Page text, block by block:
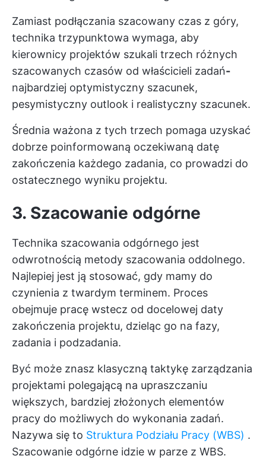
Zamiast podłączania szacowany czas z góry,
technika trzypunktowa wymaga, aby
kierownicy projektów szukali trzech różnych
szacowanych czasów od właścicieli zadań-
najbardziej optymistyczny szacunek,
pesymistyczny outlook i realistyczny szacunek.
Średnia ważona z tych trzech pomaga uzyskać
dobrze poinformowaną oczekiwaną datę
zakończenia każdego zadania, co prowadzi do
ostatecznego wyniku projektu.
3. Szacowanie odgórne
Technika szacowania odgórnego jest
odwrotnością metody szacowania oddolnego.
Najlepiej jest ją stosować, gdy mamy do
czynienia z twardym terminem. Proces
obejmuje pracę wstecz od docelowej daty
zakończenia projektu, dzieląc go na fazy,
zadania i podzadania.
Być może znasz klasyczną taktykę zarządzania
projektami polegającą na upraszczaniu
większych, bardziej złożonych elementów
pracy do możliwych do wykonania zadań.
Nazywa się to Struktura Podziału Pracy (WBS) .
Szacowanie odgórne idzie w parze z WBS.